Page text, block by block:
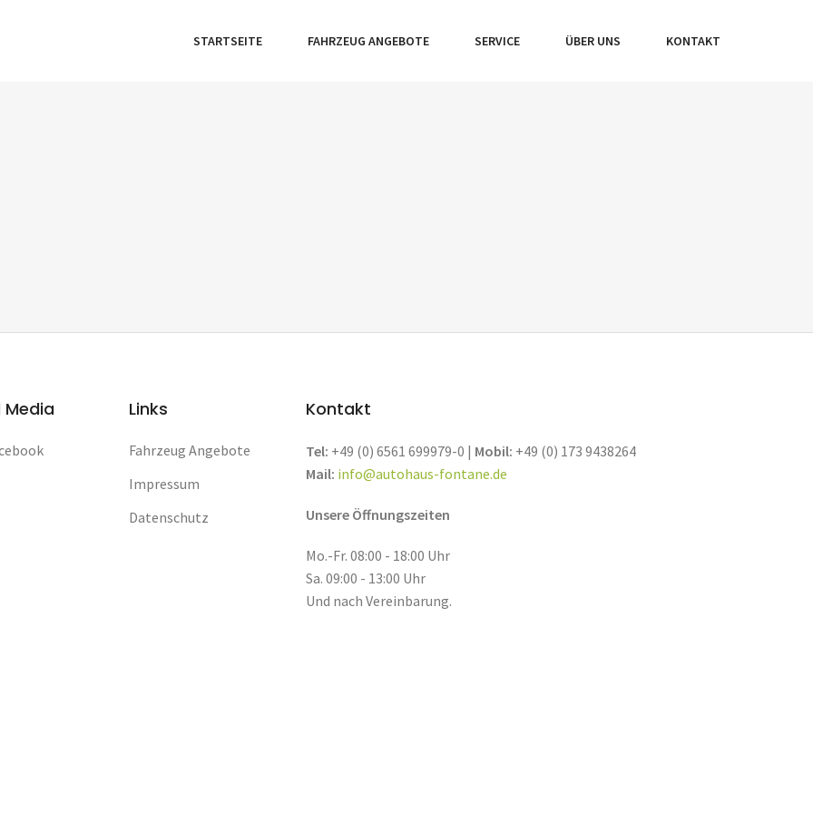
STARTSEITE FAHRZEUG ANGEBOTE SERVICE ÜBER UNS KONTAKT
Media Links
Fahrzeug Angebote
Impressum
Datenschutz
Kontakt
Tel: +49 (0) 6561 699979-0 | Mobil: +49 (0) 173 9438264
Mail: info@autohaus-fontane.de
Unsere Öffnungszeiten
Mo.-Fr. 08:00 - 18:00 Uhr
Sa. 09:00 - 13:00 Uhr
Und nach Vereinbarung.